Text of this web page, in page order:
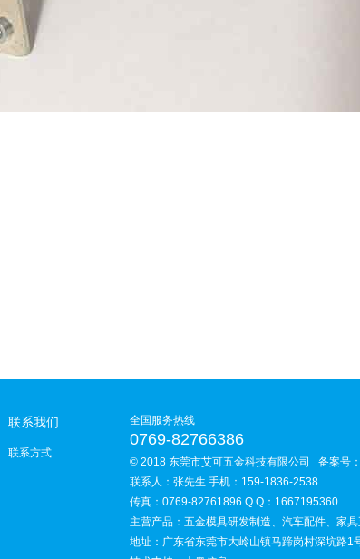
联系我们
联系方式
全国服务热线
0769-82766386
© 2018 东莞市艾可五金科技有限公司 备案号：
联系人：张先生 手机：159-1836-2538
传真：0769-82761896 Q Q：1667195360
主营产品：五金模具研发制造、汽车配件、家
地址：广东省东莞市大岭山镇马蹄岗村深坑路1